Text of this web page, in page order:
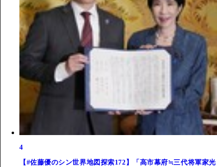
4
【#佐藤優のシン世界地図探索172】「高市幕府≒三代将軍家光